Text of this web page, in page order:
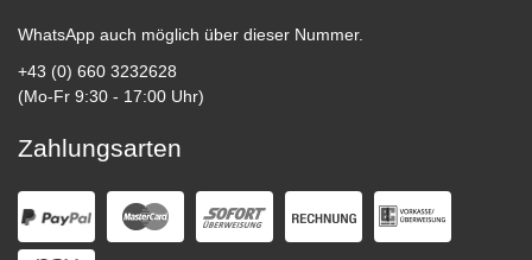
WhatsApp auch möglich über dieser Nummer.
+43 (0) 660 3232628
(Mo-Fr 9:30 - 17:00 Uhr)
Zahlungsarten